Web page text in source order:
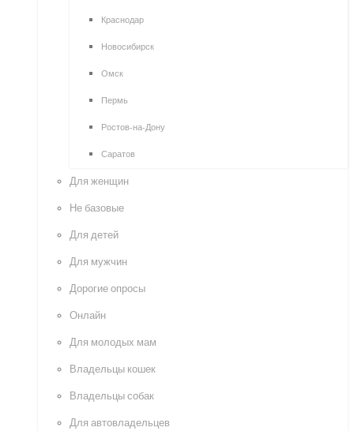
Краснодар
Новосибирск
Омск
Пермь
Ростов-на-Дону
Саратов
Для женщин
Не базовые
Для детей
Для мужчин
Дорогие опросы
Онлайн
Для молодых мам
Владельцы кошек
Владельцы собак
Для автовладельцев